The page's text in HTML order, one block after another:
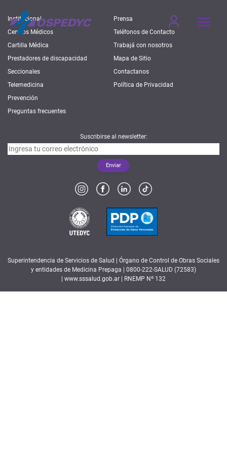
Institucional
Centros Médicos
Cartilla Médica
Prestadores de discapacidad
Seccionales
Telemedicina
Prevención
Preguntas frecuentes
Prensa
Teléfonos de Contacto
Trabajá con nosotros
Mapa de Sitio
Contactanos
Política de Privacidad
Suscribirse al newsletter:
Superintendencia de Servicios de Salud | Órgano de Control de Obras Sociales
y entidades de Medicina Prepaga | 0800-222-SALUD (72583)
www.sssalud.gob.ar | RNEMP Nº 132